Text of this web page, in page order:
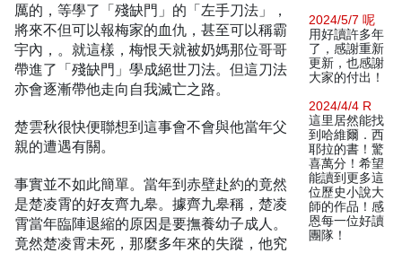
厲的，等學了「殘缺門」的「左手刀法」，
將來不但可以報梅家的血仇，甚至可以稱霸
宇內，。就這樣，梅恨天就被奶媽那位哥哥
帶進了「殘缺門」學成絕世刀法。但這刀法
亦會逐漸帶他走向自我滅亡之路。
楚雲秋很快便聯想到這事會不會與他當年父
親的遭遇有關。
事實並不如此簡單。當年到赤壁赴約的竟然
是楚凌霄的好友齊九皋。據齊九皋稱，楚凌
霄當年臨陣退縮的原因是要撫養幼子成人。
竟然楚凌霄未死，那麼多年來的失蹤，他究
2024/5/7 呢
用好讀許多年
了，感謝重新
更新，也感謝
大家的付出！
2024/4/4 R
這里居然能找
到哈維爾．西
耶拉的書！驚
喜萬分！希望
能讀到更多這
位歷史小說大
師的作品！感
恩每一位好讀
團隊！